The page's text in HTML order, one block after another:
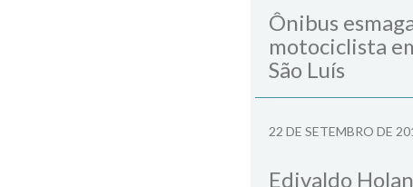
Ônibus
motociclista
São Luís
22 DE SETEMBRO DE
Edivaldo